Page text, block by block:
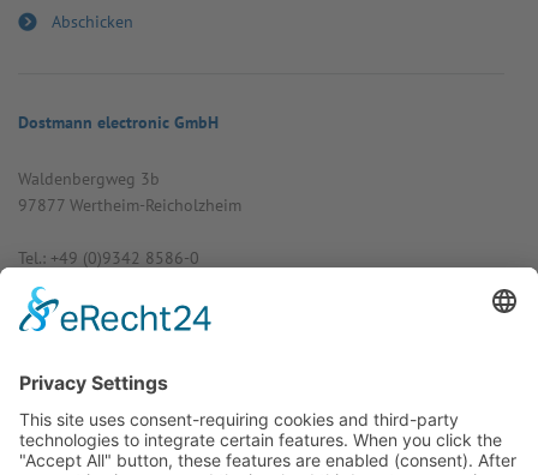
Dostmann electronic GmbH
Wal­den­berg­weg 3b
97877 Wert­heim-Reicholz­heim
Tel.: +49 (0)9342 8586-0
E-Mail: info@dost­mann-elec­tro­nic.de
www.dostmann-electronic.de
Haben Sie Fra­gen an uns?